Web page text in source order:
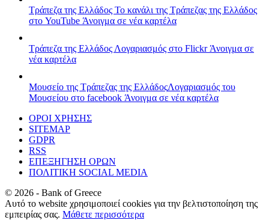
Τράπεζα της Ελλάδος Το κανάλι της Τράπεζας της Ελλάδος
στο YouTube Άνοιγμα σε νέα καρτέλα
Τράπεζα της Ελλάδος Λογαριασμός στο FlickrΆνοιγμα σε
νέα καρτέλα
Μουσείο της Τράπεζας της ΕλλάδοςΛογαριασμός του
Μουσείου στο facebook Άνοιγμα σε νέα καρτέλα
ΟΡΟΙ ΧΡΗΣΗΣ
SITEMAP
GDPR
RSS
ΕΠΕΞΗΓΗΣΗ ΟΡΩΝ
ΠΟΛΙΤΙΚΗ SOCIAL MEDIA
© 2026 - Bank of Greece
Αυτό το website χρησιμοποιεί cookies για την βελτιστοποίηση της
εμπειρίας σας. Μάθετε περισσότερα